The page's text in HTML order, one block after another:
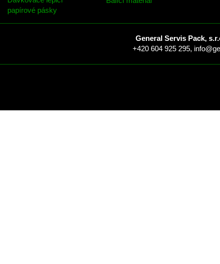
papírové pásky
General Servis Pack,
+420 604 925 295,